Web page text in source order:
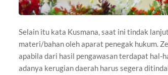
Selain itu kata Kusmana, saat ini tindak
materi/bahan oleh aparat penegak hukum.
apabila dari hasil pengawasan terdapat
adanya kerugian daerah harus segera